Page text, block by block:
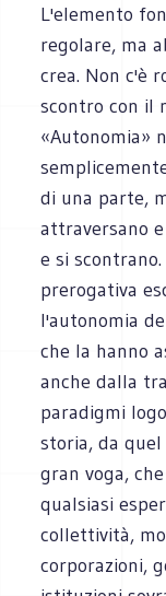
L'elemento
regolare, ma
crea. Non c'è
scontro con il
«Autonomia»
di una parte,
attraversano
e si
prerogativa
l'autonomia
che la hanno
anche dalla
paradigmi
storia, da
gran voga,
qualsiasi
collettività,
corporazioni,